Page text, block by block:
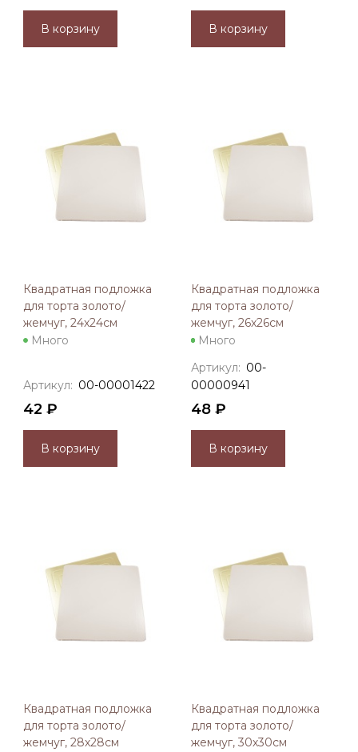
В корзину В корзину
Квадратная подложка
для торта золото/
жемчуг, 24х24см
Много
Артикул: 00-00001422
42 ₽
В корзину
Квадратная подложка
для торта золото/
жемчуг, 26х26см
Много
Артикул: 00-
00000941
48 ₽
В корзину
Квадратная подложка
для торта золото/
жемчуг, 28х28см
Квадратная подложка
для торта золото/
жемчуг, 30х30см